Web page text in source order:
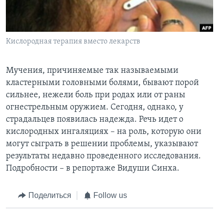
Learning English
СОЦИАЛЬНЫЕ СЕТИ
Языки
Кислородная терапия вместо лекарств
Мучения, причиняемые так называемыми
кластерными головными болями, бывают порой
сильнее, нежели боль при родах или от раны
огнестрельным оружием. Сегодня, однако, у
страдальцев появилась надежда. Речь идет о
кислородных ингаляциях – на роль, которую они
могут сыграть в решении проблемы, указывают
результаты недавно проведенного исследования.
Подробности – в репортаже Видуши Синха.
Поделиться Follow us